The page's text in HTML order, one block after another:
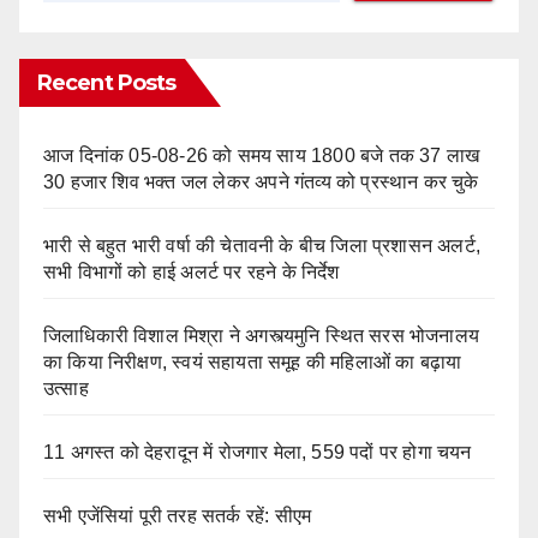
Recent Posts
आज दिनांक 05-08-26 को समय साय 1800 बजे तक 37 लाख
30 हजार शिव भक्त जल लेकर अपने गंतव्य को प्रस्थान कर चुके
भारी से बहुत भारी वर्षा की चेतावनी के बीच जिला प्रशासन अलर्ट,
सभी विभागों को हाई अलर्ट पर रहने के निर्देश
जिलाधिकारी विशाल मिश्रा ने अगस्त्यमुनि स्थित सरस भोजनालय
का किया निरीक्षण, स्वयं सहायता समूह की महिलाओं का बढ़ाया
उत्साह
11 अगस्त को देहरादून में रोजगार मेला, 559 पदों पर होगा चयन
सभी एजेंसियां पूरी तरह सतर्क रहें: सीएम